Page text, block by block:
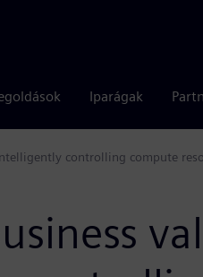
Iparágak
controlling compute